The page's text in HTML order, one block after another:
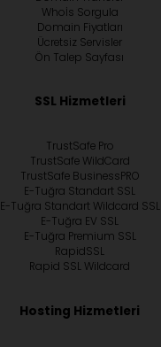
Whoİs Sorgula
Domain Fiyatları
Ücretsiz Servisler
Ön Talep Sayfası
SSL Hizmetleri
TrustSafe Pro
TrustSafe WildCard
TrustSafe BusinessPRO
E-Tuğra Standart SSL
E-Tuğra Standart Wildcard SSL
E-Tuğra EV SSL
E-Tuğra Premium SSL
RapidSSL
Rapid SSL Wildcard
Hosting Hizmetleri